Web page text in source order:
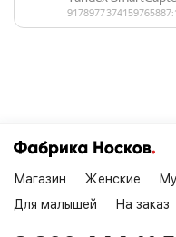
Магазин Женские
Для малышей
На заказ